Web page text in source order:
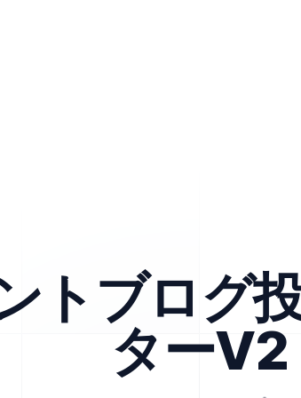
トブログ
ターV2